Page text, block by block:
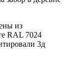
из
RAL 7024
3д